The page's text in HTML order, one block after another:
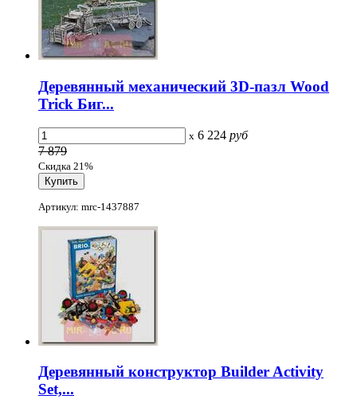
Деревянный механический 3D-пазл Wood
Trick Биг...
x 6 224 руб
7 879
Скидка 21%
Артикул: mrc-1437887
Деревянный конструктор Builder Activity
Set,...